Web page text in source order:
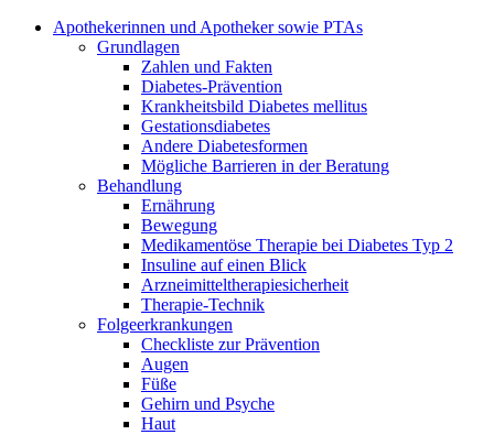
Apothekerinnen und Apotheker sowie PTAs
Grundlagen
Zahlen und Fakten
Diabetes-Prävention
Krankheitsbild Diabetes mellitus
Gestationsdiabetes
Andere Diabetesformen
Mögliche Barrieren in der Beratung
Behandlung
Ernährung
Bewegung
Medikamentöse Therapie bei Diabetes Typ 2
Insuline auf einen Blick
Arzneimitteltherapie­sicherheit
Therapie-Technik
Fol­ge­er­kran­kun­gen
Checkliste zur Prävention
Augen
Füße
Gehirn und Psyche
Haut